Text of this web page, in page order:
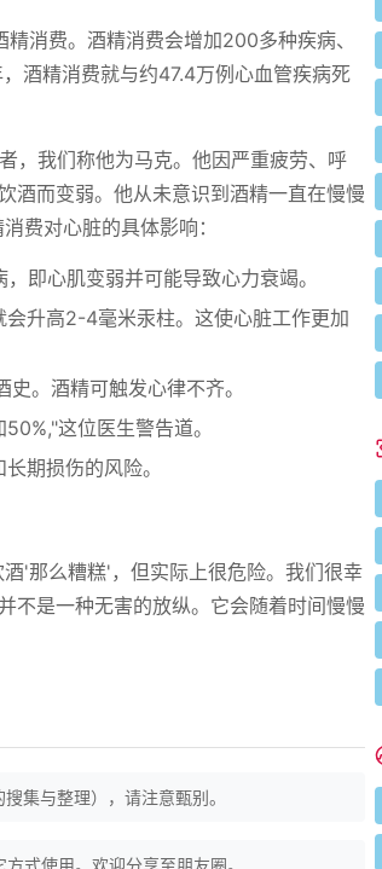
消费。酒精消费会增加200多种疾病、
酒精消费就与约47.4万例心血管疾病死
，我们称他为马克。他因严重疲劳、呼
酒而变弱。他从未意识到酒精一直在慢慢
费对心脏的具体影响：
即心肌变弱并可能导致心力衰竭。
升高2-4毫米汞柱。这使心脏工作更加
。酒精可触发心律不齐。
这位医生警告道。
期损伤的风险。
'那么糟糕'，但实际上很危险。我们很幸
不是一种无害的放纵。它会随着时间慢慢
集与整理），请注意甄别。
式使用。欢迎分享至朋友圈。